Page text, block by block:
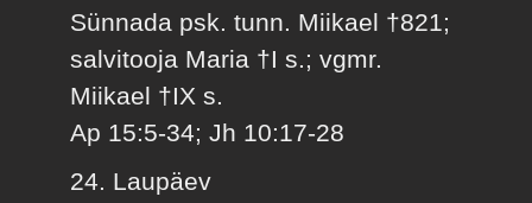
Sünnada psk. tunn. Miikael †821;
salvitooja Maria †I s.; vgmr.
Miikael †IX s.
Ap 15:5-34; Jh 10:17-28
24. Laupäev